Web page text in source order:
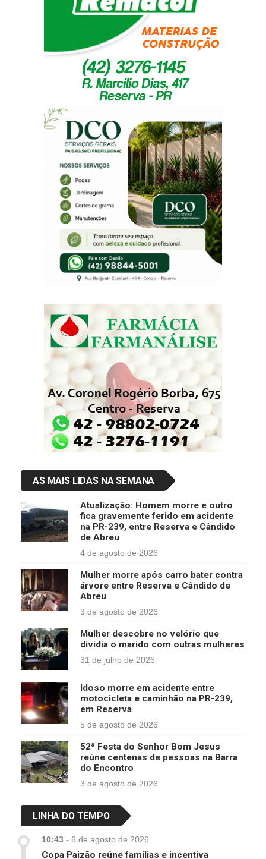
AS MAIS LIDAS NA SEMANA
Atualização: Homem morre e outro
fica gravemente ferido em acidente
na PR-239, entre Reserva e Cândido
de Abreu
4 de agosto de 2026
Mulher morre após carro bater contra
árvore entre Reserva e Cândido de
Abreu
3 de agosto de 2026
Mulher descobre no velório que
dividia o marido com outras mulheres
31 de julho de 2026
Idoso morre em acidente entre
motocicleta e caminhão na PR-239,
em Reserva
5 de agosto de 2026
52ª Festa do Senhor Bom Jesus
reúne centenas de pessoas na Barra
do Encontro
3 de agosto de 2026
LINHA DO TEMPO
10:43 - 6 de agosto de 2026
Copa Paizão reúne famílias e incentiva